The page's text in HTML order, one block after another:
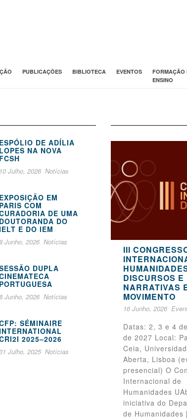
PUBLICAÇÕES BIBLIOTECA EVENTOS
FORMAÇÃO
ENSINO
ESPÓLIO DE ADÍLIA
LOPES NA NOVA
FCSH
10 Julho, 2026 Notícias
EXPOSIÇÃO EM
PARIS COM
DE UMA
DOUTORANDA DO
E DO IEM
Junho, 2026 Notícias
DUPLA
PORTUGUESA
Junho, 2026 Notícias
SÉMINAIRE
2025–2026
Julho, 2025 Notícias
III
DISCURSOS E
NARRATIVAS
MOVIMENTO
16 Junho, 2026
Datas: 2, 3 e 4
de 2027 Local:
Ceia,
Aberta, Lisboa
presencial) O
Internacional de
Humanidades
iniciativa do
de Humanidades